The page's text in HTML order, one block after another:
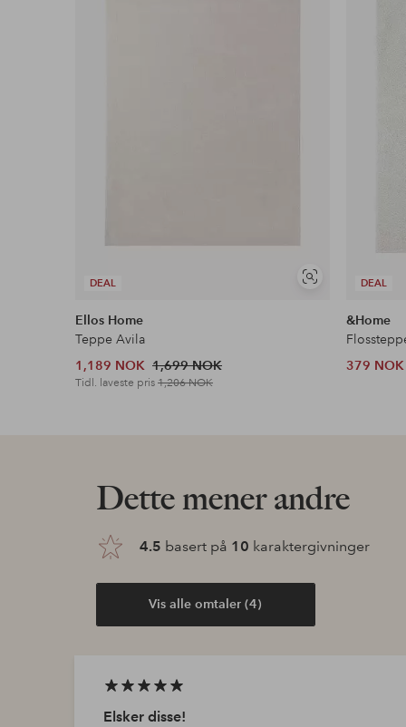
DEAL
Vis
Ellos Home
Teppe Avila
1,189 NOK 1,699 NOK
Tidl. laveste pris1,206 NOK
DEAL
&Home
379 NOK
Dette mener andre
4.5 basert på 10 karaktergivninger
Vis alle omtaler (4)
Elsker disse!